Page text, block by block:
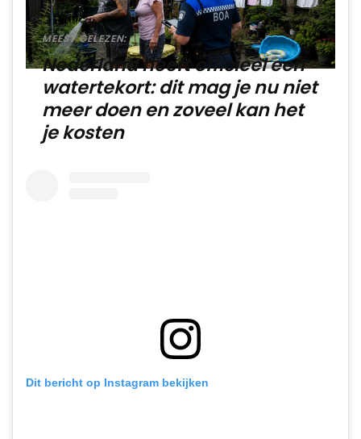
MEEST GELEZEN:
Nederland heeft officieel een
watertekort: dit mag je nu niet
meer doen en zoveel kan het
je kosten
Dit bericht op Instagram bekijken